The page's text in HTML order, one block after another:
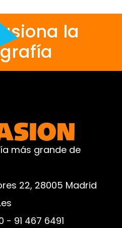
la
más grande de
22, 28005 Madrid
- 91 467 6491